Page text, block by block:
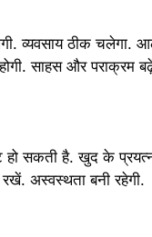
व्यवसाय ठीक
साहस और पराक्रम
हो सकती है. खुद के
अस्वस्थता बनी रहेगी.